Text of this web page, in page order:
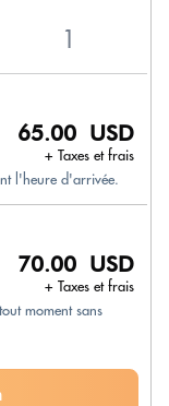
65.00 USD
+ Taxes et frais
l'heure d'arrivée.
70.00 USD
+ Taxes et frais
moment sans